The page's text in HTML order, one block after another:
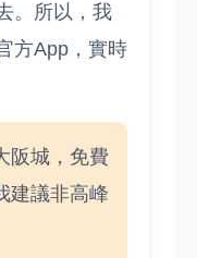
。所以，我
方App，實時
阪城，免費
建議非高峰